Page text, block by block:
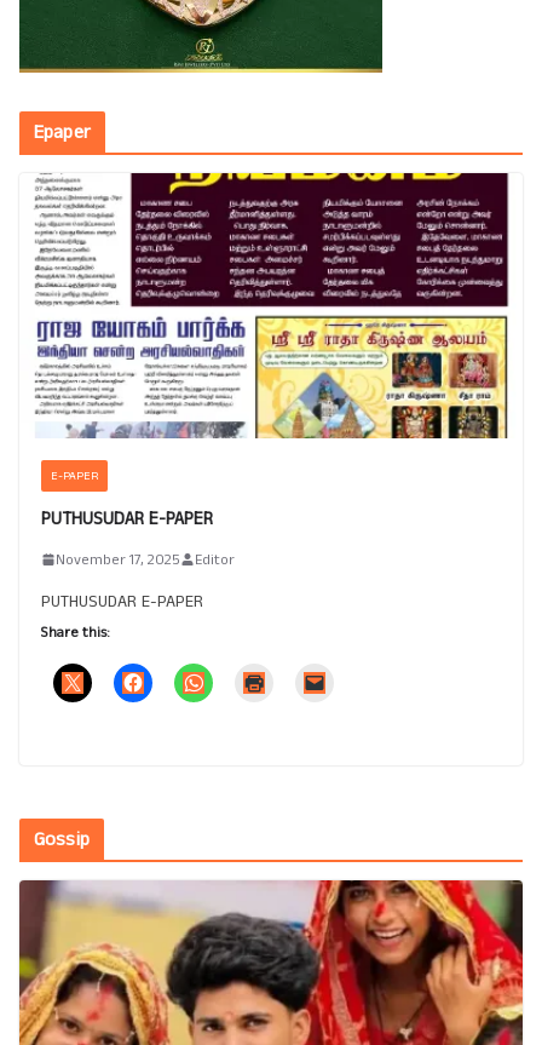
Epaper
E-PAPER
PUTHUSUDAR E-PAPER
November 17, 2025 Editor
PUTHUSUDAR E-PAPER
Share this:
Gossip